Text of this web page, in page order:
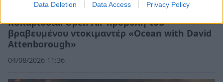
Data Deletion Data Access Privacy Policy
Κυπαρισσία: Open Air προβολή του
βραβευμένου ντοκιμαντέρ «Ocean with David
Attenborough»
04/08/2026 11:36